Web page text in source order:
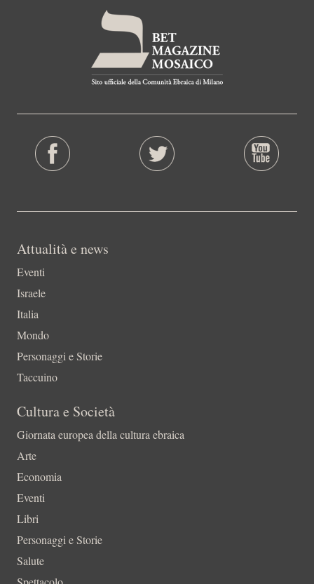
Attualità e news
Eventi
Israele
Italia
Mondo
Personaggi e Storie
Taccuino
Cultura e Società
Giornata europea della cultura ebraica
Arte
Economia
Eventi
Libri
Personaggi e Storie
Salute